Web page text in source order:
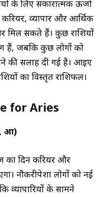
के लिए सकारात्मक ऊर्जा
व्यापार और आर्थिक
सकते हैं। कुछ राशियों
हैं, जबकि कुछ लोगों को
की सलाह दी गई है। आइए
का विस्तृत राशिफल।
for Aries
आ)
दिन करियर और
नौकरीपेशा लोगों को नई
व्यापारियों के सामने